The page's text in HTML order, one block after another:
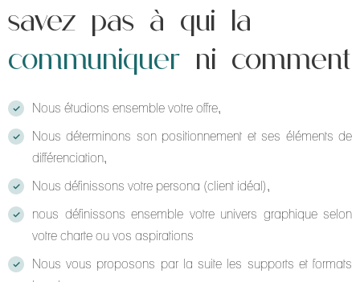
savez pas à qui la
communiquer ni comment
Nous étudions ensemble votre offre,
Nous déterminons son positionnement et ses éléments de
différenciation,
Nous définissons votre persona (client idéal),
nous définissons ensemble votre univers graphique selon
votre charte ou vos aspirations
Nous vous proposons par la suite les supports et formats